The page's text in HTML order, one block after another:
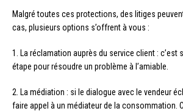
Malgré toutes ces protections, des litiges
cas, plusieurs options s’offrent à vous :
1. La réclamation auprès du service client : c’est
étape pour résoudre un problème à l’amiable.
2. La médiation : si le dialogue avec le vendeur
faire appel à un médiateur de la consommation.